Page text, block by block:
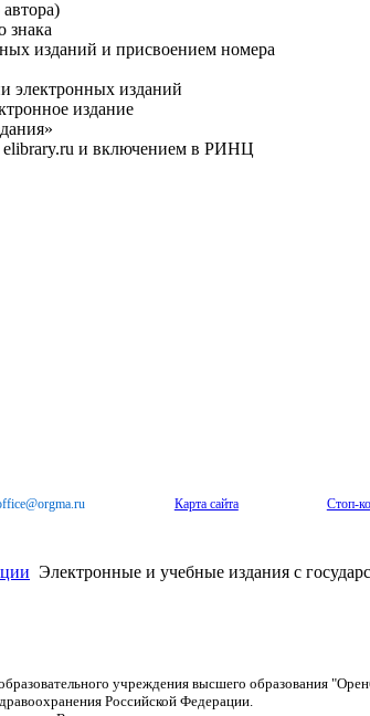
знака
изданий и присвоением номера
электронных изданий
издание
elibrary.ru и включением в РИНЦ
Карта сайта Стоп-
Электронные и учебные издания с
учреждения высшего образования
Российской Федерации.